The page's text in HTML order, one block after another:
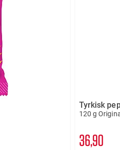
Tyrkisk
120 g
3690